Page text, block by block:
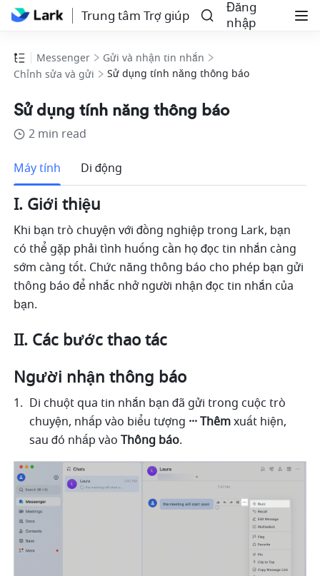
Trung tâm Trợ giúp
Đăng
nhập
Messenger
Gửi và nhận tin nhắn
Chỉnh sửa và gửi
Sử dụng tính năng thông báo
Sử dụng tính năng thông báo
2 min read
Máy tính
Di động
I. Giới thiệu
Khi bạn trò chuyện với đồng nghiệp trong Lark, bạn
có thể gặp phải tình huống cần họ đọc tin nhắn càng
sớm càng tốt. Chức năng thông báo cho phép bạn gửi
thông báo để nhắc nhở người nhận đọc tin nhắn của
bạn.
II. Các bước thao tác
Người nhận thông báo
Di chuột qua tin nhắn bạn đã gửi trong cuộc trò
chuyện, nhấp vào biểu tượng ··· Thêm xuất hiện,
sau đó nhấp vào Thông báo.